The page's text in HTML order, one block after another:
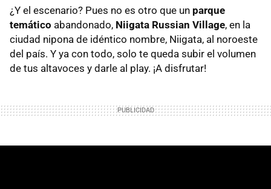
¿Y el escenario? Pues no es otro que un parque
temático abandonado, Niigata Russian Village, en la
ciudad nipona de idéntico nombre, Niigata, al noroeste
del país. Y ya con todo, solo te queda subir el volumen
de tus altavoces y darle al play. ¡A disfrutar!